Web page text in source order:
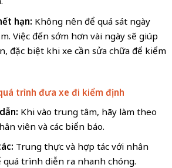
hạn: Không nên để quá sát ngày
Việc đến sớm hơn vài ngày sẽ giúp
đặc biệt khi xe cần sửa chữa để kiểm
trình đưa xe đi kiểm định
Khi vào trung tâm, hãy làm theo
viên và các biển báo.
Trung thực và hợp tác với nhân
quá trình diễn ra nhanh chóng.